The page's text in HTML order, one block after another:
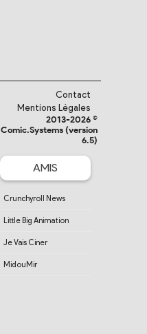
Contact
Mentions Légales
2013-2026 ©
Comic.Systems (version
6.5)
AMIS
Crunchyroll News
Little Big Animation
Je Vais Ciner
MidouMir